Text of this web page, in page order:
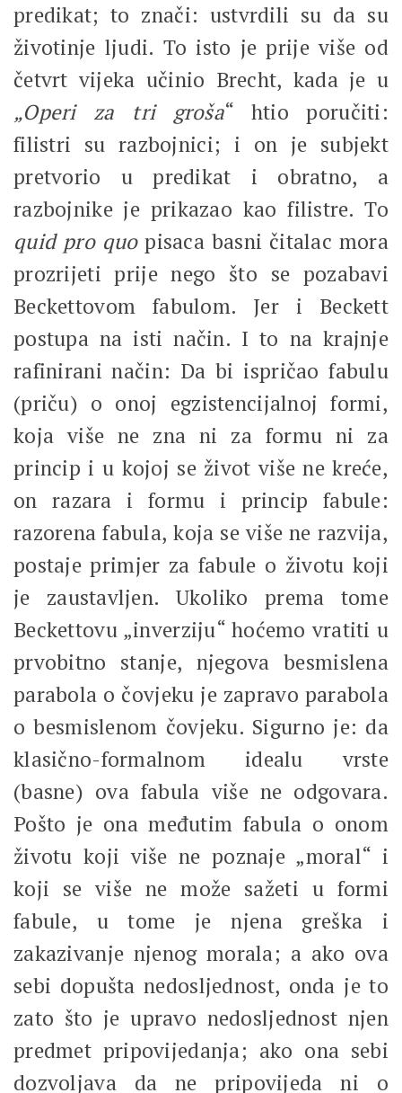
predikat; to znači: ustvrdili su da su
životinje ljudi. To isto je prije više od
četvrt vijeka učinio Brecht, kada je u
„Operi za tri groša“ htio poručiti:
filistri su razbojnici; i on je subjekt
pretvorio u predikat i obratno, a
razbojnike je prikazao kao filistre. To
quid pro quopisaca basni čitalac mora
prozrijeti prije nego što se pozabavi
Beckettovom fabulom. Jer i Beckett
postupa na isti način. I to na krajnje
rafinirani način: Da bi ispričao fabulu
(priču) o onoj egzistencijalnoj formi,
koja više ne zna ni za formu ni za
princip i u kojoj se život više ne kreće,
on razara i formu i princip fabule:
razorena fabula, koja se više ne razvija,
postaje primjer za fabule o životu koji
je zaustavljen. Ukoliko prema tome
Beckettovu „inverziju“ hoćemo vratiti u
prvobitno stanje, njegova besmislena
parabola o čovjeku je zapravo parabola
o besmislenom čovjeku. Sigurno je: da
klasično-formalnom idealu vrste
(basne) ova fabula više ne odgovara.
Pošto je ona međutim fabula o onom
životu koji više ne poznaje „moral“ i
koji se više ne može sažeti u formi
fabule, u tome je njena greška i
zakazivanje njenog morala; a ako ova
sebi dopušta nedosljednost, onda je to
zato što je upravo nedosljednost njen
predmet pripovijedanja; ako ona sebi
dozvoljava da ne pripovijeda ni o